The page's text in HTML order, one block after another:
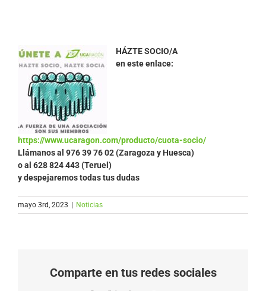
HÁZTE SOCIO/A
en este enlace:
https://www.ucaragon.com/producto/cuota-socio/
Llámanos al 976 39 76 02 (Zaragoza y Huesca)
o al 628 824 443 (Teruel)
y despejaremos todas tus dudas
mayo 3rd, 2023 | Noticias
Comparte en tus redes sociales